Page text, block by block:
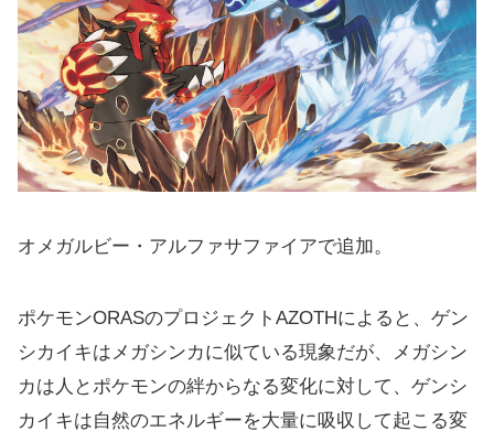
オメガルビー・アルファサファイアで追加。
ポケモンORASのプロジェクトAZOTHによると、ゲン
シカイキはメガシンカに似ている現象だが、メガシン
カは人とポケモンの絆からなる変化に対して、ゲンシ
カイキは自然のエネルギーを大量に吸収して起こる変